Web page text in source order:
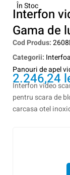
În Stoc
Interfon
Gama de
Cod Produs:
Categorii:
Panouri de apel
2.246,24
Interfon video
pentru scara de
carcasa otel